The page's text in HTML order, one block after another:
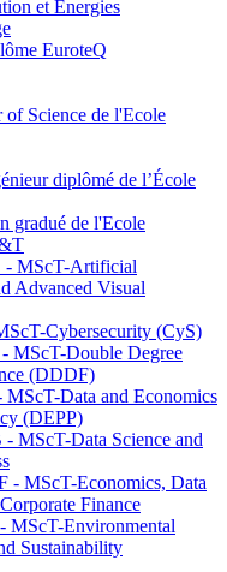
et Energies
EuroteQ
Science de l'Ecole
diplômé de l’École
gradué de l'Ecole
MScT-Artificial
Advanced Visual
Cybersecurity (CyS)
MScT-Double Degree
(DDDF)
Data and Economics
(DEPP)
MScT-Data Science and
- MScT-Economics, Data
Finance
MScT-Environmental
Sustainability